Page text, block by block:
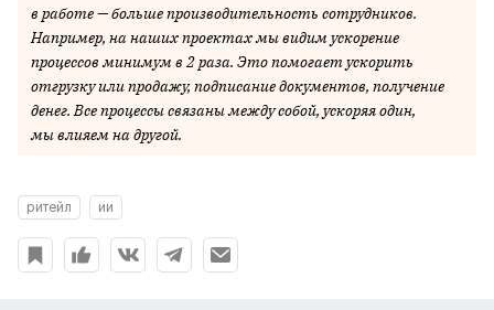
в работе — больше производительность сотрудников.
Например, на наших проектах мы видим ускорение
процессов минимум в 2 раза. Это помогает ускорить
отгрузку или продажу, подписание документов, получение
денег. Все процессы связаны между собой, ускоряя один,
мы влияем на другой.
ритейл ии